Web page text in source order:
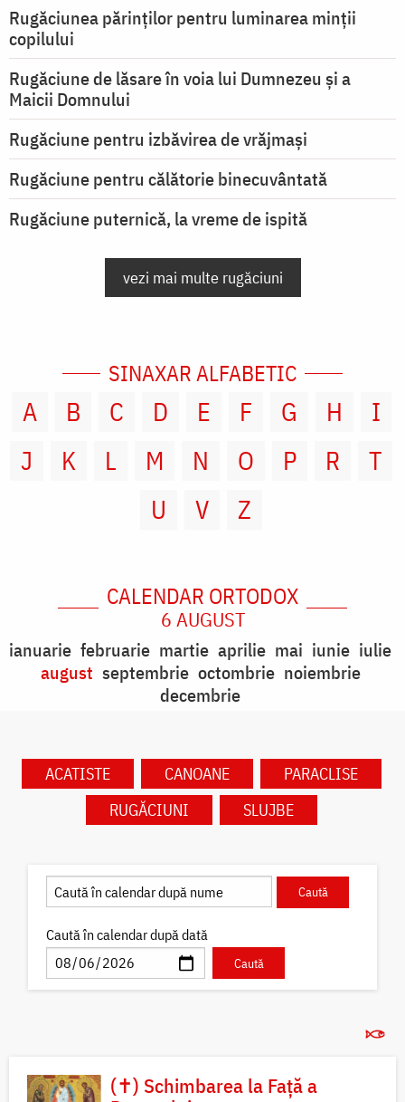
Rugăciunea părinților pentru luminarea minţii
copilului
Rugăciune de lăsare în voia lui Dumnezeu şi a
Maicii Domnului
Rugăciune pentru izbăvirea de vrăjmași
Rugăciune pentru călătorie binecuvântată
Rugăciune puternică, la vreme de ispită
vezi mai multe rugăciuni
SINAXAR ALFABETIC
A B C D E F G H
I
J
K L M N O P R
T
U
V Z
CALENDAR ORTODOX
6 AUGUST
ianuarie februarie martie aprilie mai iunie iulie
august septembrie octombrie noiembrie
decembrie
ACATISTE CANOANE
PARACLISE
RUGĂCIUNI
SLUJBE
Caută în calendar după dată
(✝) Schimbarea la Față a